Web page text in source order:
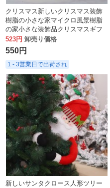
クリスマス新しいクリスマス装飾
樹脂の小さな家マイクロ風景樹脂
の家小さな装飾品クリスマスギフ
ト
523円 卸売り価格
550円
1 - 3営業日で出荷され
新しいサンタクロース人形ツリー